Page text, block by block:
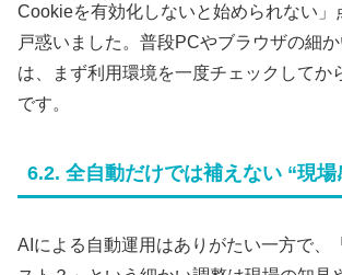
Cookieを有効化しないと始められない」
戸惑いました。普段PCやブラウザの細
は、まず利用環境を一度チェックしてか
です。
6.2. 全自動だけでは補えない “現場
AIによる自動運用はありがたい一方で、